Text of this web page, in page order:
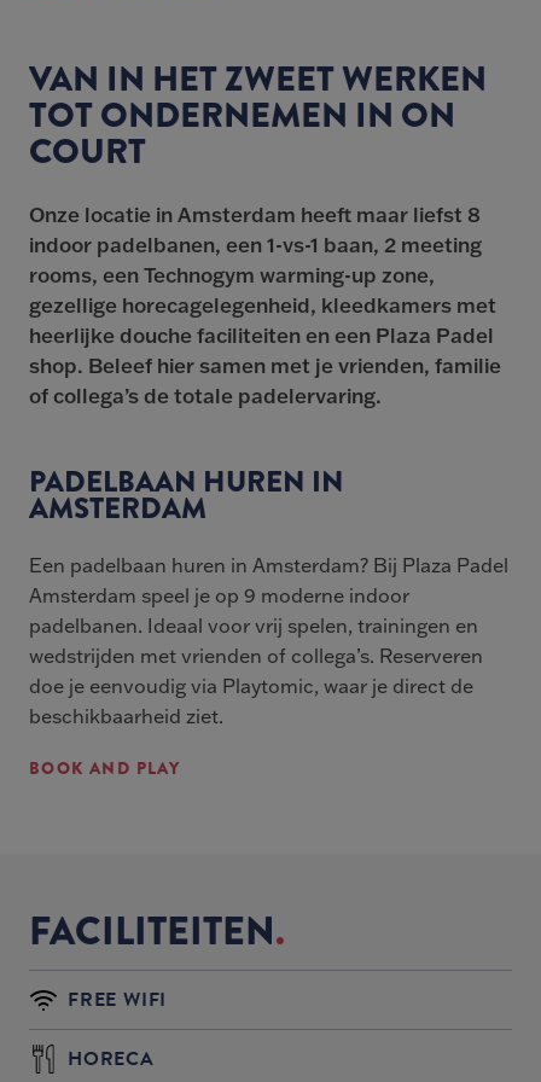
VAN IN HET ZWEET WERKEN
TOT ONDERNEMEN IN ON
COURT
Onze locatie in Amsterdam heeft maar liefst 8
indoor padelbanen, een 1-vs-1 baan, 2 meeting
rooms, een Technogym warming-up zone,
gezellige horecagelegenheid, kleedkamers met
heerlijke douche faciliteiten en een Plaza Padel
shop. Beleef hier samen met je vrienden, familie
of collega’s de totale padelervaring.
PADELBAAN HUREN IN
AMSTERDAM
Een padelbaan huren in Amsterdam? Bij Plaza Padel
Amsterdam speel je op 9 moderne indoor
padelbanen. Ideaal voor vrij spelen, trainingen en
wedstrijden met vrienden of collega’s. Reserveren
doe je eenvoudig via Playtomic, waar je direct de
beschikbaarheid ziet.
BOOK AND PLAY
FACILITEITEN
FREE WIFI
HORECA